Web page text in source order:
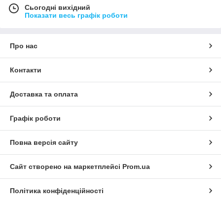
Сьогодні вихідний
Показати весь графік роботи
Про нас
Контакти
Доставка та оплата
Графік роботи
Повна версія сайту
Сайт створено на маркетплейсі Prom.ua
Політика конфіденційності